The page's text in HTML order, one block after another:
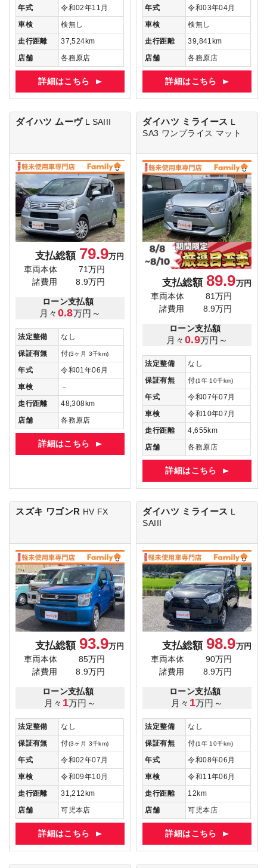
年式
令和02年11月
車検
検無し
走行距離
37,524km
店舗
各務原店
詳細はこちら
年式
令和03年04月
車検
検無し
走行距離
39,841km
店舗
各務原店
詳細はこちら
ダイハツ ムーヴ L SAIII
支払総額 79.9万円
車両本体
71万円
諸費用
8.9万円
ローン支払額
月々 0.8万円～
法定整備
なし
保証有無
付(3ヶ月 3千km)
年式
令和01年06月
車検
－
走行距離
48,308km
店舗
各務原店
詳細はこちら
ダイハツ ミライース
SA3 ワンプライス マット
支払総額 89.9万円
車両本体
81万円
諸費用
8.9万円
ローン支払額
月々 0.9万円～
法定整備
なし
保証有無
付(1年 10千km)
年式
令和07年07月
車検
令和10年07月
走行距離
4,655km
店舗
各務原店
詳細はこちら
スズキ ワゴンR HV FX
支払総額 93.9万円
車両本体
85万円
諸費用
8.9万円
ローン支払額
月々 1万円～
法定整備
なし
保証有無
付(3ヶ月 3千km)
年式
令和02年07月
車検
令和09年10月
走行距離
31,212km
店舗
可児本店
詳細はこちら
ダイハツ ミライース L
SAIII
支払総額 98.9万円
車両本体
90万円
諸費用
8.9万円
ローン支払額
月々 1万円～
法定整備
なし
保証有無
付(1年 10千km)
年式
令和08年06月
車検
令和11年06月
走行距離
12km
店舗
可児本店
詳細はこちら